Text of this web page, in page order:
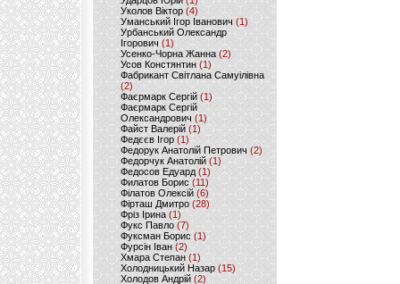
Уколов Віктор(4)
Уманський Ігор Іванович(1)
Урбанський Олександр
Ігорович (1)
Усенко-Чорна Жанна (2)
Усов Констянтин(1)
Фабрикант Світлана Самуілівна
(2)
Фаєрмарк Сергій(1)
Фаєрмарк Сергій
Олександрович (1)
Файст Валерій(1)
Федєєв Ігор (1)
Федорук Анатолій Петрович (2)
Федорчук Анатолій (1)
Федосов Едуард (1)
Филатов Борис (11)
Філатов Олексій (6)
Фірташ Дмитро (28)
Фріз Ірина (1)
Фукс Павло (7)
Фуксман Борис (1)
Фурсін Іван (2)
Хмара Степан(1)
Холодницький Назар(15)
Холодов Андрій (2)